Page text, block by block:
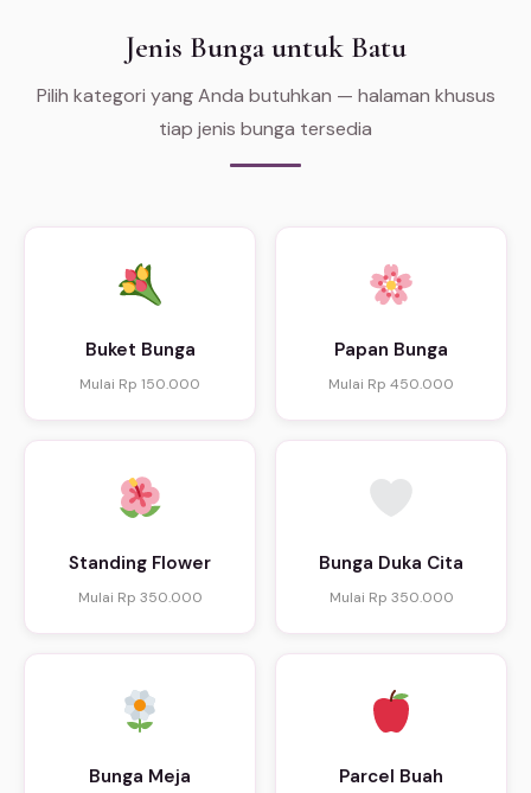
Jenis Bunga untuk Batu
Pilih kategori yang Anda butuhkan — halaman khusus
tiap jenis bunga tersedia
Buket Bunga
Mulai Rp 150.000
Papan Bunga
Mulai Rp 450.000
Standing Flower
Mulai Rp 350.000
Bunga Duka Cita
Mulai Rp 350.000
Bunga Meja Parcel Buah